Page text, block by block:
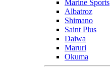
Marine Sports
Albatroz
Shimano
Saint Plus
Daiwa
Maruri
Okuma